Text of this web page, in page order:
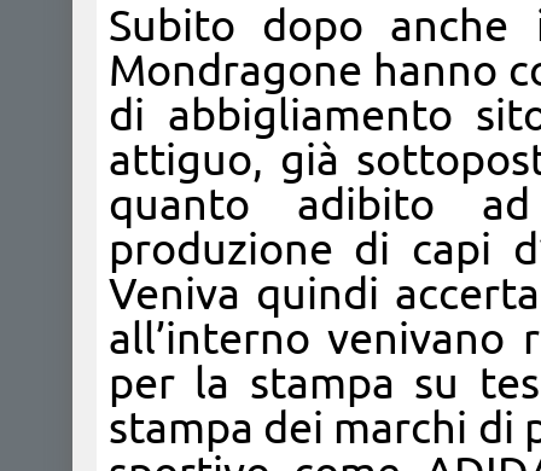
Subito dopo anche
Mondragone hanno
di abbigliamento
attiguo, già
quanto adibito
produzione di capi
Veniva quindi
all’interno venivano
per la stampa su
stampa dei marchi di